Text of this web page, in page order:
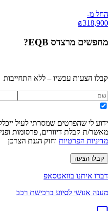
החל מ-
₪318,900
מחפשים מרצדס EQB ?
קבלו הצעות עכשיו – ללא התחייבות
ידוע לי שהפרטים שמסרתי לעיל
מאשר/ת קבלת דיוורים, פרסומות
מדיניות הפרטיות וחוק הגנת הצרכן
קבלו הצעה
דברו איתנו בוואטסאפ
מענה אנושי לסיוע ברכישת רכב